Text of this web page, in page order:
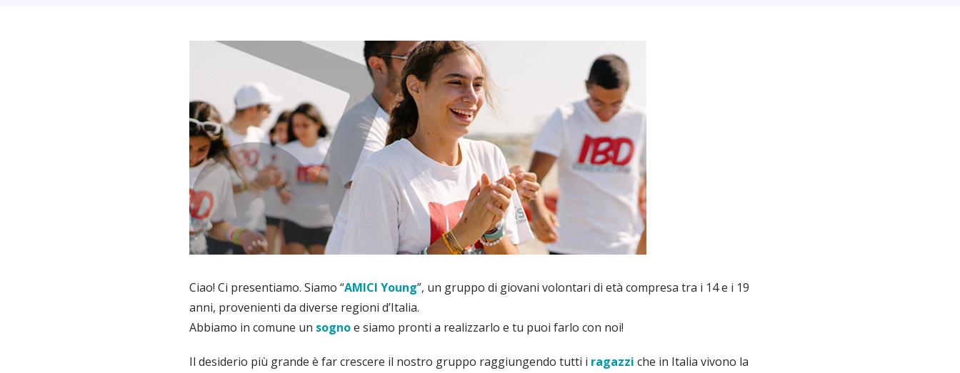
Ciao! Ci presentiamo. Siamo “AMICI Young”, un gruppo di giovani volontari di età compresa tra i 14 e i 19
anni, provenienti da diverse regioni d’Italia.
Abbiamo in comune un sognoe siamo pronti a realizzarlo e tu puoi farlo con noi!
Il desiderio più grande è far crescere il nostro gruppo raggiungendo tutti i ragazzi che in Italia vivono la